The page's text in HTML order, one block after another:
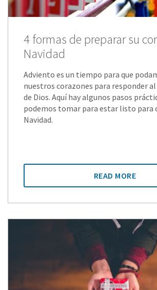
4 formas de preparar su
Navidad
Adviento es un tiempo para que
nuestros corazones para responder
de Dios. Aquí hay algunos pasos
podemos tomar para estar listo para
Navidad.
READ MORE